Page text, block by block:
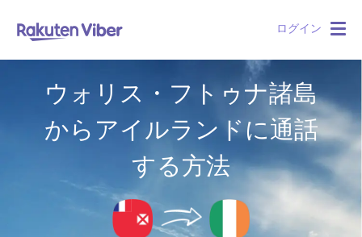
ログイン
ウォリス・フトゥナ諸島
からアイルランドに通話
する方法